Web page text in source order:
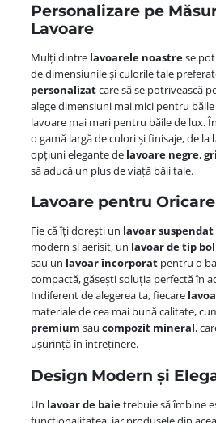
Personalizare pe
Lavoare
Mulți dintre lavoarele noastrese pot
de dimensiunile și culorile tale
personalizatcare să se potrivească
alege dimensiuni mai mici pentru
lavoare mai mari pentru băile de lux.
o gamă largă de culori și finisaje, de la
opțiuni elegante de lavoare negre,gri
să aducă un plus de viață băii tale.
Lavoare pentru
Fie că îți dorești un lavoar suspendat
modern și aerisit, un lavoar de tip bol
sau un lavoar încorporatpentru o
compactă, găsești soluția perfectă în
Indiferent de alegerea ta, fiecare
materiale de cea mai bună calitate,
premium sau compozit mineral,
ușurință în întreținere.
Design Modern și
Un lavoar de baietrebuie să îmbine